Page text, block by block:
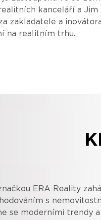
kanceláří a Jim
zakladatele a
na realitním trhu.
ERA Reality
s
se moderními trendy